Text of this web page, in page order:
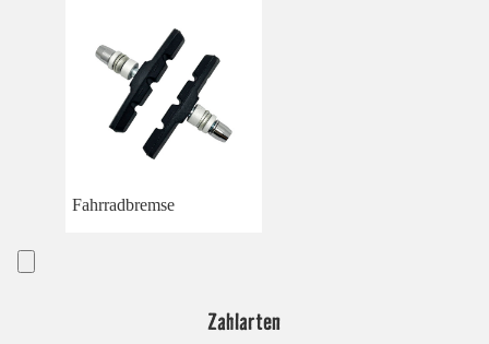
Fahrradbremse
Zahlarten